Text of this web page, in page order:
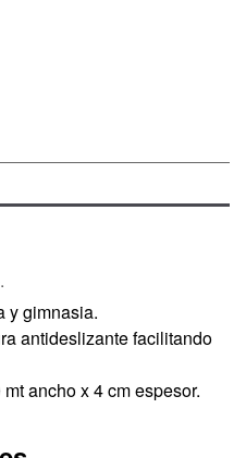
y gimnasia.
antideslizante facilitando
ancho x 4 cm espesor.